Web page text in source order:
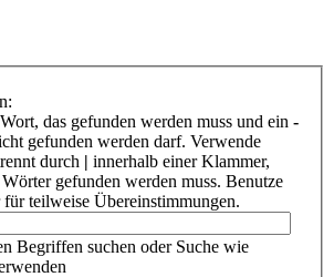
das gefunden werden muss und ein -
gefunden werden darf. Verwende
durch | innerhalb einer Klammer,
gefunden werden muss. Benutze
teilweise Übereinstimmungen.
Begriffen suchen oder Suche wie